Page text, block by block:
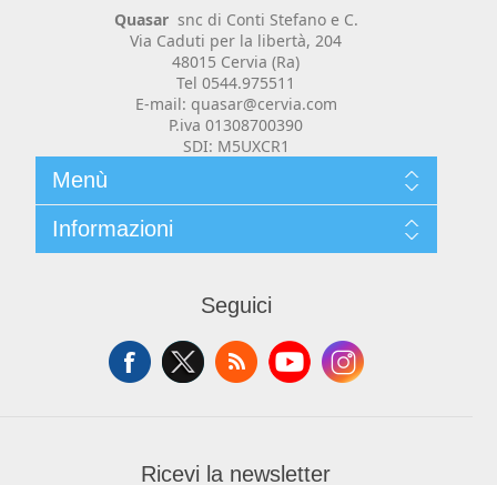
Realizzazione Software
Siti Web e portali e-commerce
Registratori di Cassa
Quasar snc di Conti Stefano e C.
Via Caduti per la libertà, 204
48015 Cervia (Ra)
Tel 0544.975511
E-mail: quasar@cervia.com
P.iva 01308700390
SDI: M5UXCR1
Menù
Contenuti
Informazioni
Condizioni, spedizioni e resi
Seguici
Ricevi la newsletter